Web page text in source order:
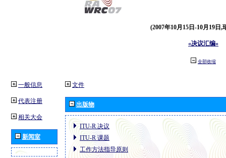
(2007年10月15日-10月19日,
«决议汇编»
全部收缩
一般信息
代表注册
相关大会
新闻室
文件
出版物
ITU-R 决议
ITU-R 课题
工作方法指导原则